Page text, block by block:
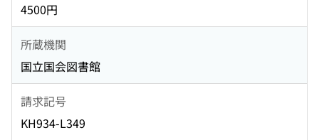
4500円
所蔵機関
国立国会図書館
請求記号
KH934-L349